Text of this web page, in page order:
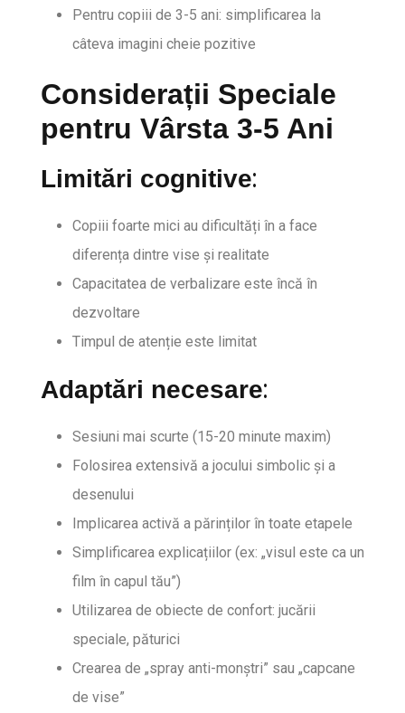
Pentru copiii de 3-5 ani: simplificarea la
câteva imagini cheie pozitive
Considerații Speciale
pentru Vârsta 3-5 Ani
Limitări cognitive:
Copiii foarte mici au dificultăți în a face
diferența dintre vise și realitate
Capacitatea de verbalizare este încă în
dezvoltare
Timpul de atenție este limitat
Adaptări necesare:
Sesiuni mai scurte (15-20 minute maxim)
Folosirea extensivă a jocului simbolic și a
desenului
Implicarea activă a părinților în toate etapele
Simplificarea explicațiilor (ex: „visul este ca un
film în capul tău”)
Utilizarea de obiecte de confort: jucării
speciale, păturici
Crearea de „spray anti-monștri” sau „capcane
de vise”